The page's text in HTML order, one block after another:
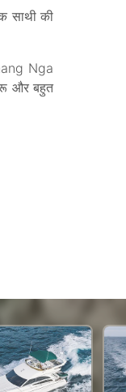
साथी की
Nga
और बहुत